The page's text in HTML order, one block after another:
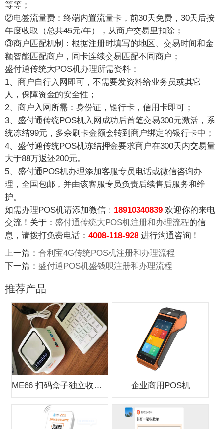
等等；
②电签流量费：终端内置流量卡，前30天免费，30天后按
年度收取（总共45元/年），从商户交易里扣除；
③商户匹配机制：根据注册时填写的地区、交易时间和金
额智能匹配商户，同卡连续交易匹配不同商户；
盛付通传统大POS机办理所需资料：
1、商户自行入网即可，不需要发资料给业务员或其它
人，保障资金的安全性；
2、商户入网所需：身份证，银行卡，信用卡即可；
3、盛付通传统POS机入网成功后首笔交易300元激活，系
统冻结99元，多余刷卡金额会转到商户绑定的银行卡中；
4、盛付通传统POS机冻结押金要求商户在300天内交易量
大于88万返还200元。
5、盛付通POS机办理添加客服专员电话或微信咨询办
理，全国包邮，并由该客服专员负责后续售后服务和维
护。
如需办理POS机请添加微信： 18910340839 欢迎你的来电
交流！关于： 盛付通传统大POS机注册和办理流程的信
息，请拨打免费电话： 4008-118-928 进行沟通咨询！
上一篇： 合利宝4G传统POS机注册和办理流程
下一篇： 盛付通POS机盛钱呗注册和办理流程
推荐产品
ME66 扫码盒子独立收款支付盒子 企业商用POS机